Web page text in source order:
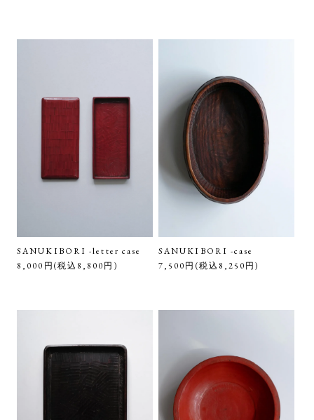
SANUKIBORI -letter case
8,000円(税込8,800円)
SANUKIBORI -case
7,500円(税込8,250円)